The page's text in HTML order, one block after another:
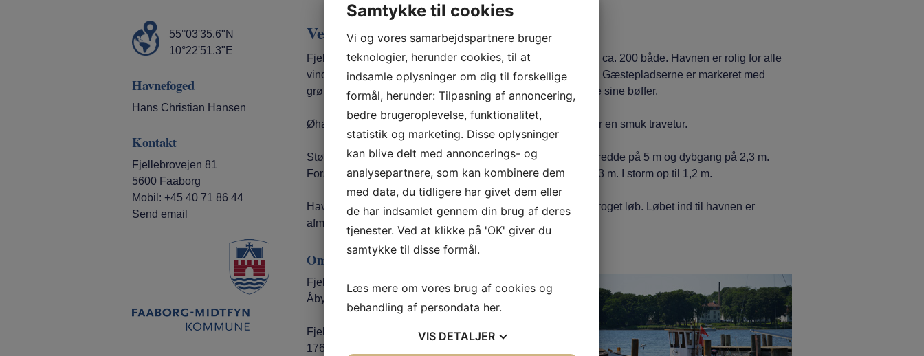
55°03'35.6"N
10°22'51.3"E
Havnefoged
Hans Christian Hansen
Kontakt
Fjellebrovejen 81
5600 Faaborg
Mobil: +45 40 71 86 44
Send email
Velkommen til Havnen i Fjellebroen
Fjellebroen havn er en fiskeri- og lystbådehavn med plads til ca. 200 både. Havnen er rolig for alle
vinde og med fredfyldt natur, hvor der altid er en gæsteplads. Gæstepladserne er markeret med
grønt skilt. Der er gode grillpladser, hvor det er muligt at grille sine bøffer.
Øhavs stien går lige forbi Fjellebroen Havn med mulighed for en smuk travetur.
Største skibe, der kan besejle havnen, er ca. 17 m med en bredde på 5 m og dybgang på 2,3 m.
Forskellen mellem middelhøjvande og middellavvande er 0,3 m. I storm op til 1,2 m.
Havnen kan bedst besejles om dagen gennem et smalt og kroget løb. Løbet ind til havnen er
afmærket med bøjer som alle bærer refleks.
Området og historien
Fjellebroen ligger naturskønt på Sydfyn mellem Vester
Åby og Ulbølle.
Fjellebroen Havn er anlagt som udskibningssted i
1764 af godset Rødkildes ejer. Godserne havde,
Samtykke til cookies
Vi og vores samarbejdspartnere bruger
teknologier, herunder cookies, til at
indsamle oplysninger om dig til forskellige
formål, herunder: Tilpasning af annoncering,
bedre brugeroplevelse, funktionalitet,
statistik og marketing. Disse oplysninger
kan blive delt med annoncerings- og
analysepartnere, som kan kombinere dem
med data, du tidligere har givet dem eller
de har indsamlet gennem din brug af deres
tjenester. Ved at klikke på 'OK' giver du
samtykke til disse formål.
Læs mere om vores brug af cookies og
behandling af persondata her.
VIS DETALJER